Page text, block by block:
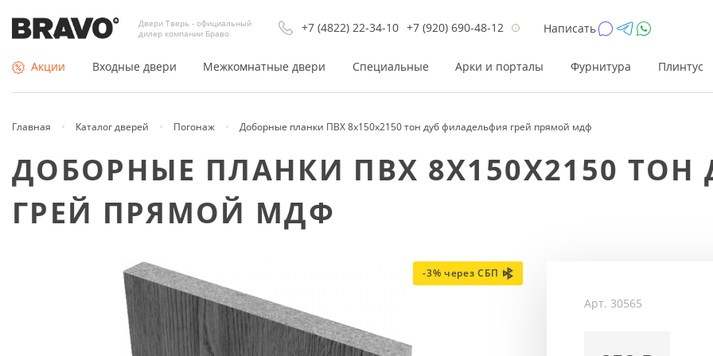
Двери Тверь - официальный
дилер компании Браво
+7 (4822) 22-34-10 +7 (920) 690-48-12 Написать
Акции Входные двери
Входные двери Россия
Входные двери Китай
Противопожарные двери
Тамбурные двери
Утеплённые двери
до 26 200
Р
Межкомнатные двери
Двери Экошпон
Шпонированные
Эмаль (окрашенные)
Раздвижные двери купе
Арки и порталы
до 17 800
Р
Специальные Арки и порталы Фурнитура Плинтус
Главная Каталог дверей Погонаж Доборные планки ПВХ 8x150x2150 тон дуб филадельфия грей прямой мдф
ДОБОРНЫЕ ПЛАНКИ ПВХ 8X150X2150
ГРЕЙ ПРЯМОЙ МДФ
-3% через СБП
Арт. 30565